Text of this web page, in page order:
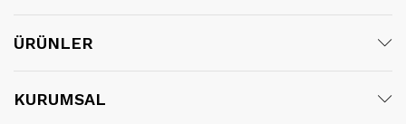
ÜRÜNLER
KURUMSAL